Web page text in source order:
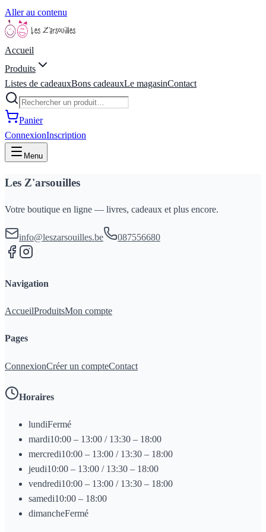
Aller au contenu
Accueil
Produits
Listes de cadeauxBons cadeauxLe magasinContact
Panier
ConnexionInscription
Menu
Les Z'arsouilles
Votre boutique en ligne — livres, cadeaux et plus encore.
info@leszarsouilles.be 087556680
Navigation
AccueilProduitsMon compte
Pages
ConnexionCréer un compteContact
Horaires
lundiFermé
mardi10:00 – 13:00 / 13:30 – 18:00
mercredi10:00 – 13:00 / 13:30 – 18:00
jeudi10:00 – 13:00 / 13:30 – 18:00
vendredi10:00 – 13:00 / 13:30 – 18:00
samedi10:00 – 18:00
dimancheFermé